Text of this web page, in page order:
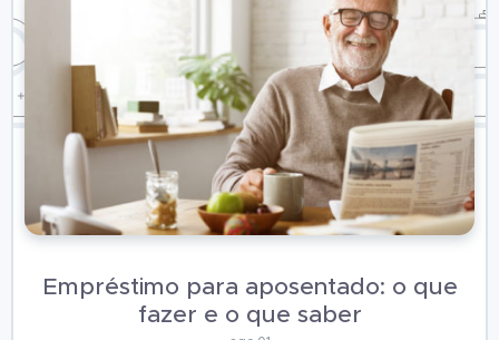
Empréstimo para aposentado: o que
fazer e o que saber